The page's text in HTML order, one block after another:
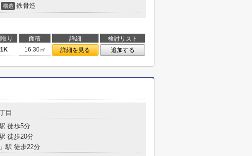
構造 鉄骨造
り 面積 詳細
検討リスト
1K 16.30㎡ 詳細を見る 追加する
目
徒歩5分
徒歩20分
」駅 徒歩22分